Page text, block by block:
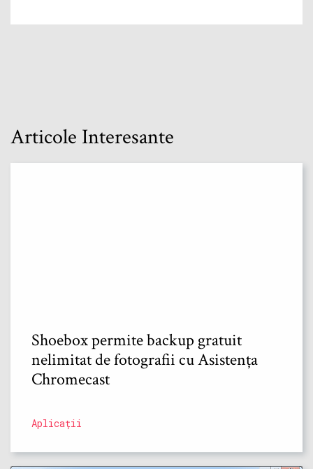
Articole Interesante
Shoebox permite backup gratuit
nelimitat de fotografii cu Asistența
Chromecast
Aplicații